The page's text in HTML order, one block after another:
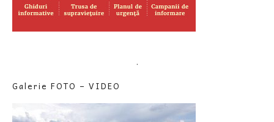
.
Galerie FOTO – VIDEO